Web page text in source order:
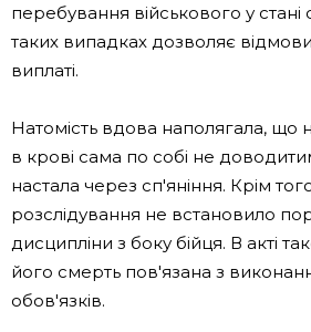
перебування військового у стані
таких випадках дозволяє
виплаті.
Натомість вдова наполягала, що
в крові сама по собі не
настала через сп'яніння. Крім
розслідування не встановило
дисципліни з боку бійця. В акті
його смерть пов'язана з
обов'язків.